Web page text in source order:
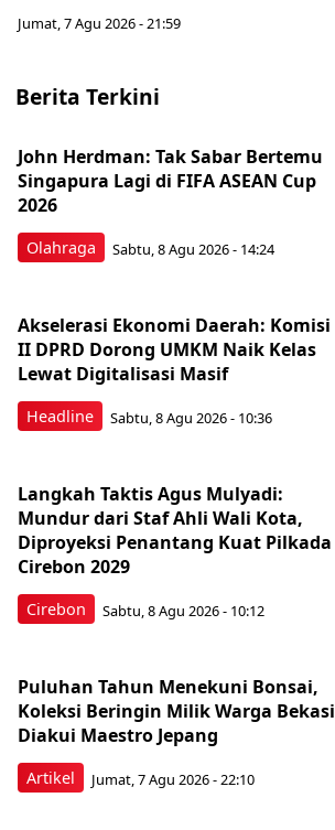
Jumat, 7 Agu 2026 - 21:59
Berita Terkini
Olahraga
John Herdman: Tak Sabar Bertemu
Singapura Lagi di FIFA ASEAN Cup
2026
Sabtu, 8 Agu 2026 - 14:24
Headline
Akselerasi Ekonomi Daerah: Komisi
II DPRD Dorong UMKM Naik Kelas
Lewat Digitalisasi Masif
Sabtu, 8 Agu 2026 - 10:36
Cirebon
Langkah Taktis Agus Mulyadi:
Mundur dari Staf Ahli Wali Kota,
Diproyeksi Penantang Kuat Pilkada
Cirebon 2029
Sabtu, 8 Agu 2026 - 10:12
Artikel
Puluhan Tahun Menekuni Bonsai,
Koleksi Beringin Milik Warga Bekasi
Diakui Maestro Jepang
Jumat, 7 Agu 2026 - 22:10